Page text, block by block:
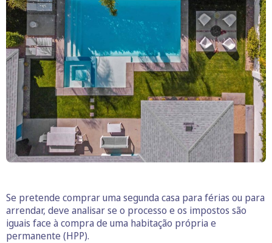
Se pretende comprar uma segunda casa para férias ou para
arrendar, deve analisar se o processo e os impostos são
iguais face à compra de uma habitação própria e
permanente (HPP).